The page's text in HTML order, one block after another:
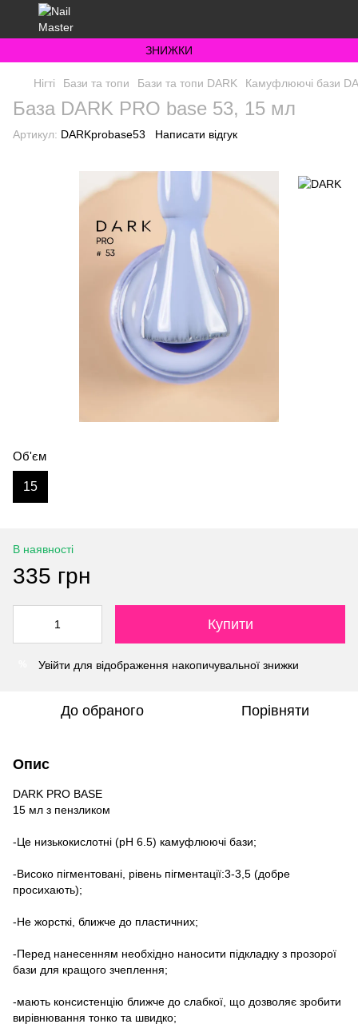
ЗНИЖКИ
Нігті Бази та топи Бази та топи DARK Камуфлюючі бази
База DARK PRO base 53, 15 мл
Артикул: DARKprobase53 Написати відгук
Об'єм
15
В наявності
335 грн
Купити
Увійти для відображення накопичувальної знижки
До обраного Порівняти
Опис
DARK PRO BASE
15 мл з пензликом
-Це низькокислотні (pH 6.5) камуфлюючі бази;
-Високо пігментовані, рівень пігментації:3-3,5 (добре
просихають);
-Не жорсткі, ближче до пластичних;
-Перед нанесенням необхідно наносити підкладку з прозорої
бази для кращого зчеплення;
-мають консистенцію ближче до слабкої, що дозволяє зробити
вирівнювання тонко та швидко;